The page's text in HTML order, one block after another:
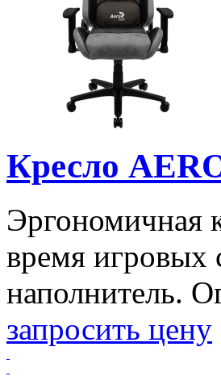
Кресло
Эргономичная
время
наполнитель.
запросить цену